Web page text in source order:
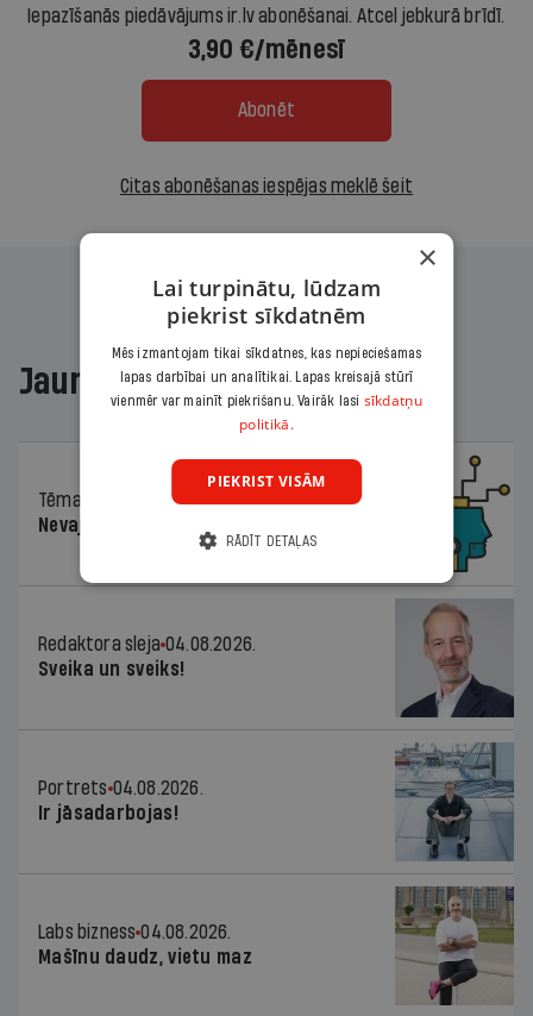
Iepazīšanās piedāvājums ir.lv abonēšanai. Atcel jebkurā brīdī.
3,90 €/mēnesī
Abonēt
Citas abonēšanas iespējas meklē šeit
Jaunākajā žurnālā
Tēma
04.08.2026.
Nevajag baidīties!
Redaktora sleja 04.08.2026.
Sveika un sveiks!
Portrets 04.08.2026.
Ir jāsadarbojas!
Labs bizness 04.08.2026.
Mašīnu daudz, vietu maz
×
Lai turpinātu, lūdzam
piekrist sīkdatnēm
Mēs izmantojam tikai sīkdatnes, kas nepieciešamas
lapas darbībai un analītikai. Lapas kreisajā stūrī
vienmēr var mainīt piekrišanu. Vairāk lasi sīkdatņu
politikā.
PIEKRIST VISĀM
RĀDĪT DETAĻAS